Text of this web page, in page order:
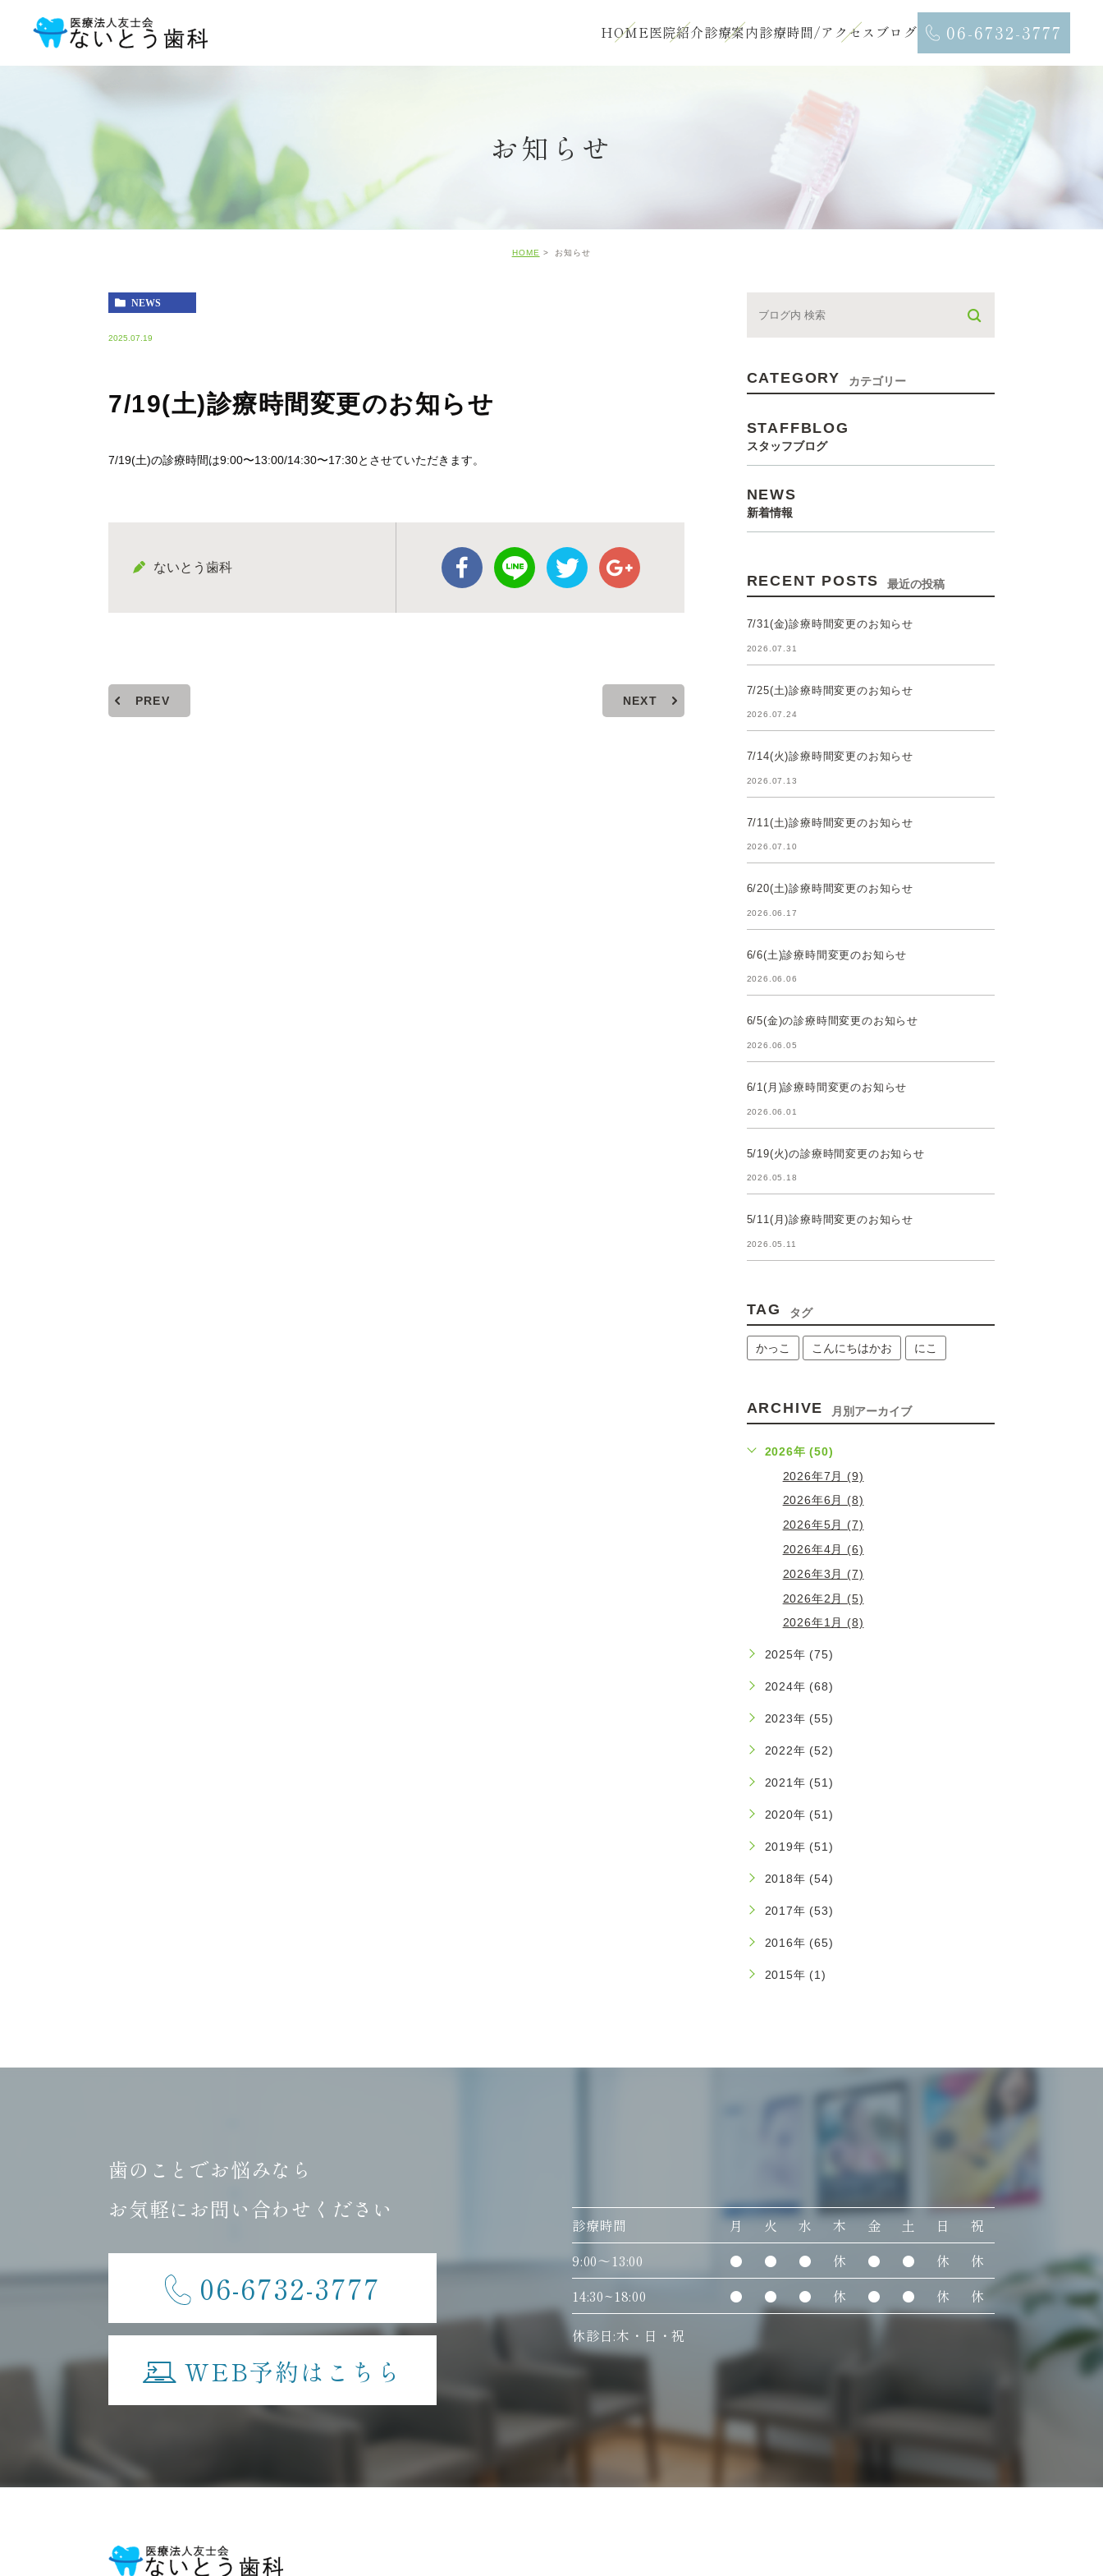
HOME医院紹介診療案内診療時間/アクセス ブログ 06-6732-3777
お知らせ
HOME お知らせ
NEWS
2025.07.19
7/19(土)診療時間変更のお知らせ
7/19(土)の診療時間は9:00〜13:00/14:30〜17:30とさせていただきます。
ないとう歯科
PREV NEXT
CATEGORY カテゴリー
STAFFBLOG
スタッフブログ
NEWS
新着情報
RECENT POSTS 最近の投稿
7/31(金)診療時間変更のお知らせ
2026.07.31
7/25(土)診療時間変更のお知らせ
2026.07.24
7/14(火)診療時間変更のお知らせ
2026.07.13
7/11(土)診療時間変更のお知らせ
2026.07.10
6/20(土)診療時間変更のお知らせ
2026.06.17
6/6(土)診療時間変更のお知らせ
2026.06.06
6/5(金)の診療時間変更のお知らせ
2026.06.05
6/1(月)診療時間変更のお知らせ
2026.06.01
5/19(火)の診療時間変更のお知らせ
2026.05.18
5/11(月)診療時間変更のお知らせ
2026.05.11
TAG タグ
かっこ こんにちはかお にこ
ARCHIVE 月別アーカイブ
2026年 (50)
2026年7月 (9)
2026年6月 (8)
2026年5月 (7)
2026年4月 (6)
2026年3月 (7)
2026年2月 (5)
2026年1月 (8)
2025年 (75)
2024年 (68)
2023年 (55)
2022年 (52)
2021年 (51)
2020年 (51)
2019年 (51)
2018年 (54)
2017年 (53)
2016年 (65)
2015年 (1)
歯のことでお悩みなら
お気軽にお問い合わせください
06-6732-3777
WEB予約はこちら
診療時間 月 火 水 木 金 土 日
祝
9:00〜13:00
● ● ● 休 ● ● 休
休
14:30~18:00
● ● ● 休 ● ● 休
休
休診日:木・日・祝